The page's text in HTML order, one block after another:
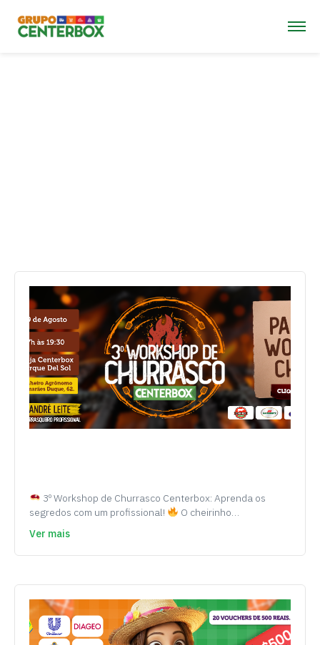
3º Workshop de Churrasco Centerbox: Aprenda os
segredos com um profissional!
O cheirinho…
Ver mais